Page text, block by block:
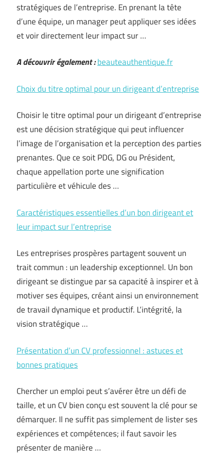
stratégiques de l’entreprise. En prenant la tête
d’une équipe, un manager peut appliquer ses idées
et voir directement leur impact sur …
A découvrir également :beauteauthentique.fr
Choix du titre optimal pour un dirigeant d’entreprise
Choisir le titre optimal pour un dirigeant d’entreprise
est une décision stratégique qui peut influencer
l’image de l’organisation et la perception des parties
prenantes. Que ce soit PDG, DG ou Président,
chaque appellation porte une signification
particulière et véhicule des …
Caractéristiques essentielles d’un bon dirigeant et
leur impact sur l’entreprise
Les entreprises prospères partagent souvent un
trait commun : un leadership exceptionnel. Un bon
dirigeant se distingue par sa capacité à inspirer et à
motiver ses équipes, créant ainsi un environnement
de travail dynamique et productif. L’intégrité, la
vision stratégique …
Présentation d’un CV professionnel : astuces et
bonnes pratiques
Chercher un emploi peut s’avérer être un défi de
taille, et un CV bien conçu est souvent la clé pour se
démarquer. Il ne suffit pas simplement de lister ses
expériences et compétences; il faut savoir les
présenter de manière …